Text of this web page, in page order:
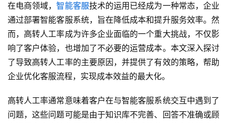
在电商领域，智能客服技术的运用已经成为一种常态，企业
通过部署智能客服系统，旨在降低成本和提升服务效率。然
而，高转人工率成为许多企业面临的一个重大挑战，不仅影
响了客户体验，也增加了不必要的运营成本。本文深入探讨
了导致高转人工率的主要原因，并提供了有效的策略，帮助
企业优化客服流程，实现成本效益的最大化。
高转人工率通常意味着客户在与智能客服系统交互中遇到了
问题，这些问题可能是由于知识库不完善、回答不准确或顾